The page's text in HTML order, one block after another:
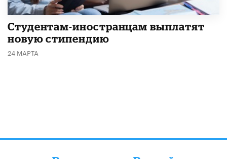
Студентам-иностранцам выплатят
новую стипендию
24 МАРТА